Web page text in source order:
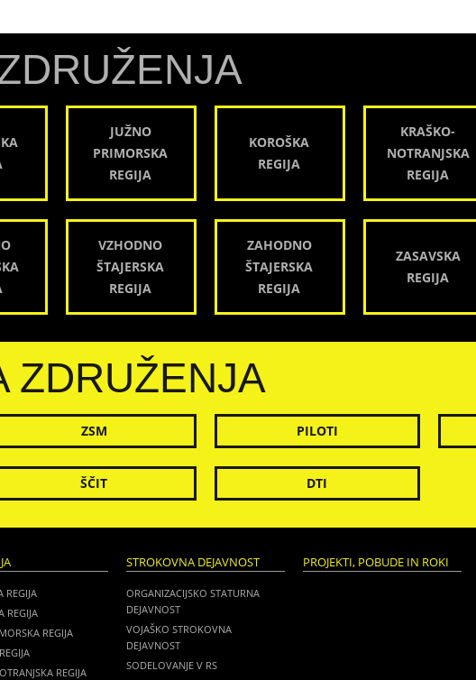
JUŽNO
PRIMORSKA
REGIJA
KOROŠKA
REGIJA
KRAŠKO-
NOTRANJSKA
REGIJA
VZHODNO
ŠTAJERSKA
REGIJA
ZAHODNO
ŠTAJERSKA
REGIJA
ZASAVSKA
REGIJA
ZDRUŽENJA
ZSM PILOTI
ŠČIT DTI
REGIJA
REGIJA
REGIJA
REGIJA
STROKOVNA DEJAVNOST
ORGANIZACIJSKO STATURNA
DEJAVNOST
VOJAŠKO STROKOVNA
DEJAVNOST
SODELOVANJE V RS
PROJEKTI, POBUDE IN ROKI